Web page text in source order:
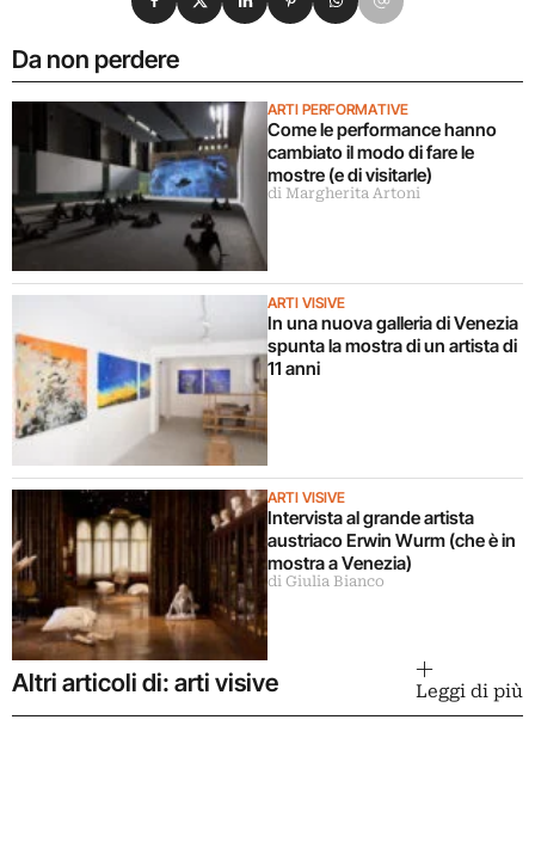
Da non perdere
ARTI PERFORMATIVE
Come le performance hanno
cambiato il modo di fare le
mostre (e di visitarle)
di Margherita Artoni
ARTI VISIVE
In una nuova galleria di Venezia
spunta la mostra di un artista di
11 anni
ARTI VISIVE
Intervista al grande artista
austriaco Erwin Wurm (che è in
mostra a Venezia)
di Giulia Bianco
Altri articoli di: arti visive Leggi di più